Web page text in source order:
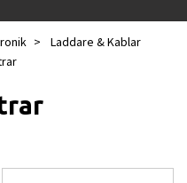
Laddare & Kablar